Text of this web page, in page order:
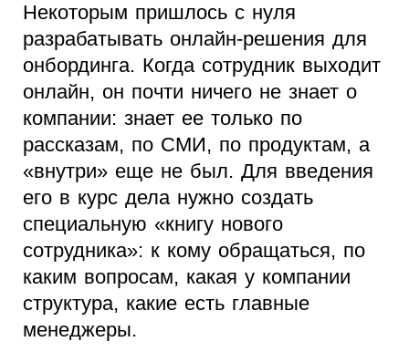
Некоторым пришлось с нуля
разрабатывать онлайн-решения для
онбординга. Когда сотрудник выходит
онлайн, он почти ничего не знает о
компании: знает ее только по
рассказам, по СМИ, по продуктам, а
«внутри» еще не был. Для введения
его в курс дела нужно создать
специальную «книгу нового
сотрудника»: к кому обращаться, по
каким вопросам, какая у компании
структура, какие есть главные
менеджеры.